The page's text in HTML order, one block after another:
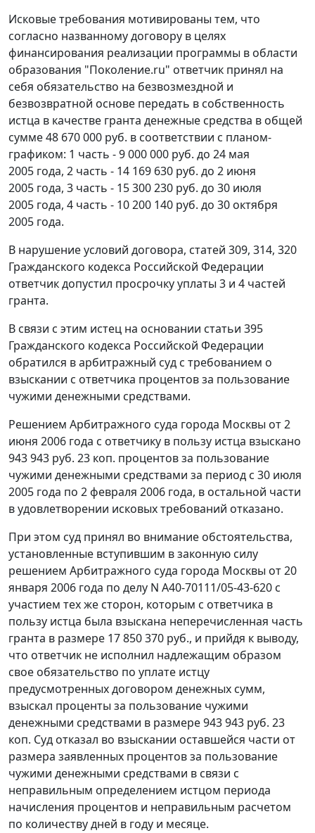
Исковые требования мотивированы тем, что
согласно названному договору в целях
финансирования реализации программы в области
образования "Поколение.ru" ответчик принял на
себя обязательство на безвозмездной и
безвозвратной основе передать в собственность
истца в качестве гранта денежные средства в общей
сумме 48 670 000 руб. в соответствии с планом-
графиком: 1 часть - 9 000 000 руб. до 24 мая
2005 года, 2 часть - 14 169 630 руб. до 2 июня
2005 года, 3 часть - 15 300 230 руб. до 30 июля
2005 года, 4 часть - 10 200 140 руб. до 30 октября
2005 года.
В нарушение условий договора, статей 309, 314, 320
Гражданского кодекса Российской Федерации
ответчик допустил просрочку уплаты 3 и 4 частей
гранта.
В связи с этим истец на основании статьи 395
Гражданского кодекса Российской Федерации
обратился в арбитражный суд с требованием о
взыскании с ответчика процентов за пользование
чужими денежными средствами.
Решением Арбитражного суда города Москвы от 2
июня 2006 года с ответчику в пользу истца взыскано
943 943 руб. 23 коп. процентов за пользование
чужими денежными средствами за период с 30 июля
2005 года по 2 февраля 2006 года, в остальной части
в удовлетворении исковых требований отказано.
При этом суд принял во внимание обстоятельства,
установленные вступившим в законную силу
решением Арбитражного суда города Москвы от 20
января 2006 года по делу N А40-70111/05-43-620 с
участием тех же сторон, которым с ответчика в
пользу истца была взыскана неперечисленная часть
гранта в размере 17 850 370 руб., и прийдя к выводу,
что ответчик не исполнил надлежащим образом
свое обязательство по уплате истцу
предусмотренных договором денежных сумм,
взыскал проценты за пользование чужими
денежными средствами в размере 943 943 руб. 23
коп. Суд отказал во взыскании оставшейся части от
размера заявленных процентов за пользование
чужими денежными средствами в связи с
неправильным определением истцом периода
начисления процентов и неправильным расчетом
по количеству дней в году и месяце.